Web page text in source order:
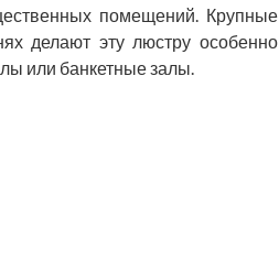
помещений. Крупные
делают эту люстру особенно
или банкетные залы.